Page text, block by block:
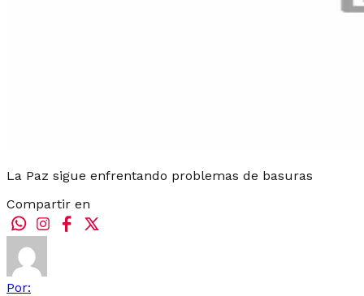
La Paz sigue enfrentando problemas de basuras
Compartir en
Por: